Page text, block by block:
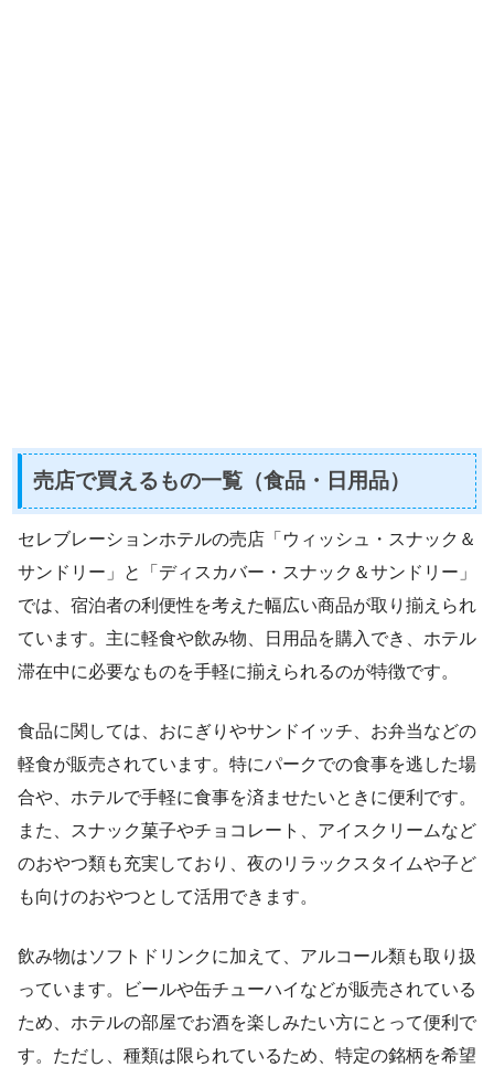
売店で買えるもの一覧（食品・日用品）
セレブレーションホテルの売店「ウィッシュ・スナック＆
サンドリー」と「ディスカバー・スナック＆サンドリー」
では、宿泊者の利便性を考えた幅広い商品が取り揃えられ
ています。主に軽食や飲み物、日用品を購入でき、ホテル
滞在中に必要なものを手軽に揃えられるのが特徴です。
食品に関しては、おにぎりやサンドイッチ、お弁当などの
軽食が販売されています。特にパークでの食事を逃した場
合や、ホテルで手軽に食事を済ませたいときに便利です。
また、スナック菓子やチョコレート、アイスクリームなど
のおやつ類も充実しており、夜のリラックスタイムや子ど
も向けのおやつとして活用できます。
飲み物はソフトドリンクに加えて、アルコール類も取り扱
っています。ビールや缶チューハイなどが販売されている
ため、ホテルの部屋でお酒を楽しみたい方にとって便利で
す。ただし、種類は限られているため、特定の銘柄を希望